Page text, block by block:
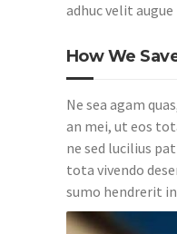
adhuc velit
How We
Ne sea agam
an mei, ut eos
ne sed lucilius
tota vivendo
sumo hendrerit